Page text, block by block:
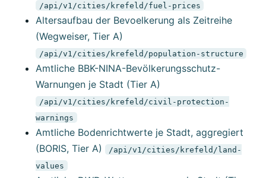
/api/v1/cities/krefeld/fuel-prices
Altersaufbau der Bevoelkerung als Zeitreihe
(Wegweiser, Tier A)
/api/v1/cities/krefeld/population-structure
Amtliche BBK-NINA-Bevölkerungsschutz-
Warnungen je Stadt (Tier A)
/api/v1/cities/krefeld/civil-protection-
warnings
Amtliche Bodenrichtwerte je Stadt, aggregiert
(BORIS, Tier A)
/api/v1/cities/krefeld/land-
values